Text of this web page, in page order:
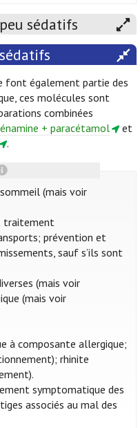
sédatifs
font également partie des
ces molécules sont
combinées
+ paracétamol
et
.
(mais voir
traitement
prévention et
sauf s’ils sont
(mais voir
(mais voir
à composante allergique;
rhinite
symptomatique des
associés au mal des